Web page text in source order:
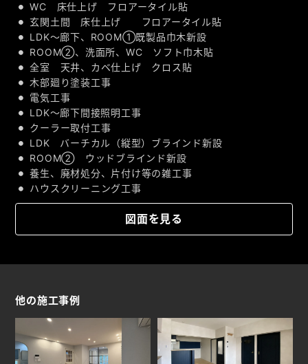
WC 床仕上げ フロアータイル貼
玄関土間 床仕上げ フロアータイル貼
LDK～廊下、ROOM①既製品巾木新設
ROOM②、洗面所、WC ソフト巾木貼
全室 天井、カベ仕上げ クロス貼
木部廻り塗装工事
電気工事
LDK～廊下間接照明工事
クーラー取付工事
LDK バーチカル（縦型）ブラインド新設
ROOM② ウッドブラインド新設
養生、廃材処分、片付け等の雑工事
ハウスクリーニング工事
図面を見る
他の施工事例